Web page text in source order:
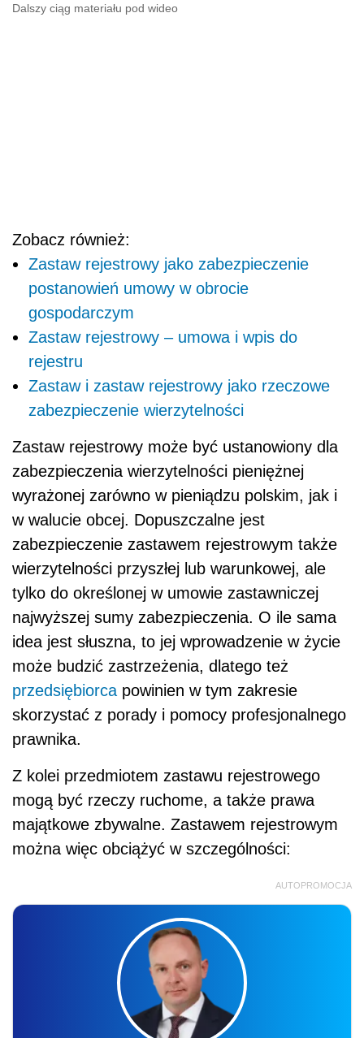
Dalszy ciąg materiału pod wideo
Zobacz również:
Zastaw rejestrowy jako zabezpieczenie
postanowień umowy w obrocie
gospodarczym
Zastaw rejestrowy – umowa i wpis do
rejestru
Zastaw i zastaw rejestrowy jako rzeczowe
zabezpieczenie wierzytelności
Zastaw rejestrowy może być ustanowiony dla
zabezpieczenia wierzytelności pieniężnej
wyrażonej zarówno w pieniądzu polskim, jak i
w walucie obcej. Dopuszczalne jest
zabezpieczenie zastawem rejestrowym także
wierzytelności przyszłej lub warunkowej, ale
tylko do określonej w umowie zastawniczej
najwyższej sumy zabezpieczenia. O ile sama
idea jest słuszna, to jej wprowadzenie w życie
może budzić zastrzeżenia, dlatego też
przedsiębiorca powinien w tym zakresie
skorzystać z porady i pomocy profesjonalnego
prawnika.
Z kolei przedmiotem zastawu rejestrowego
mogą być rzeczy ruchome, a także prawa
majątkowe zbywalne. Zastawem rejestrowym
można więc obciążyć w szczególności:
AUTOPROMOCJA